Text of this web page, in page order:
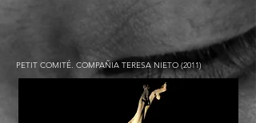
PETIT COMITÉ. COMPAÑIA TERESA NIETO (2011)